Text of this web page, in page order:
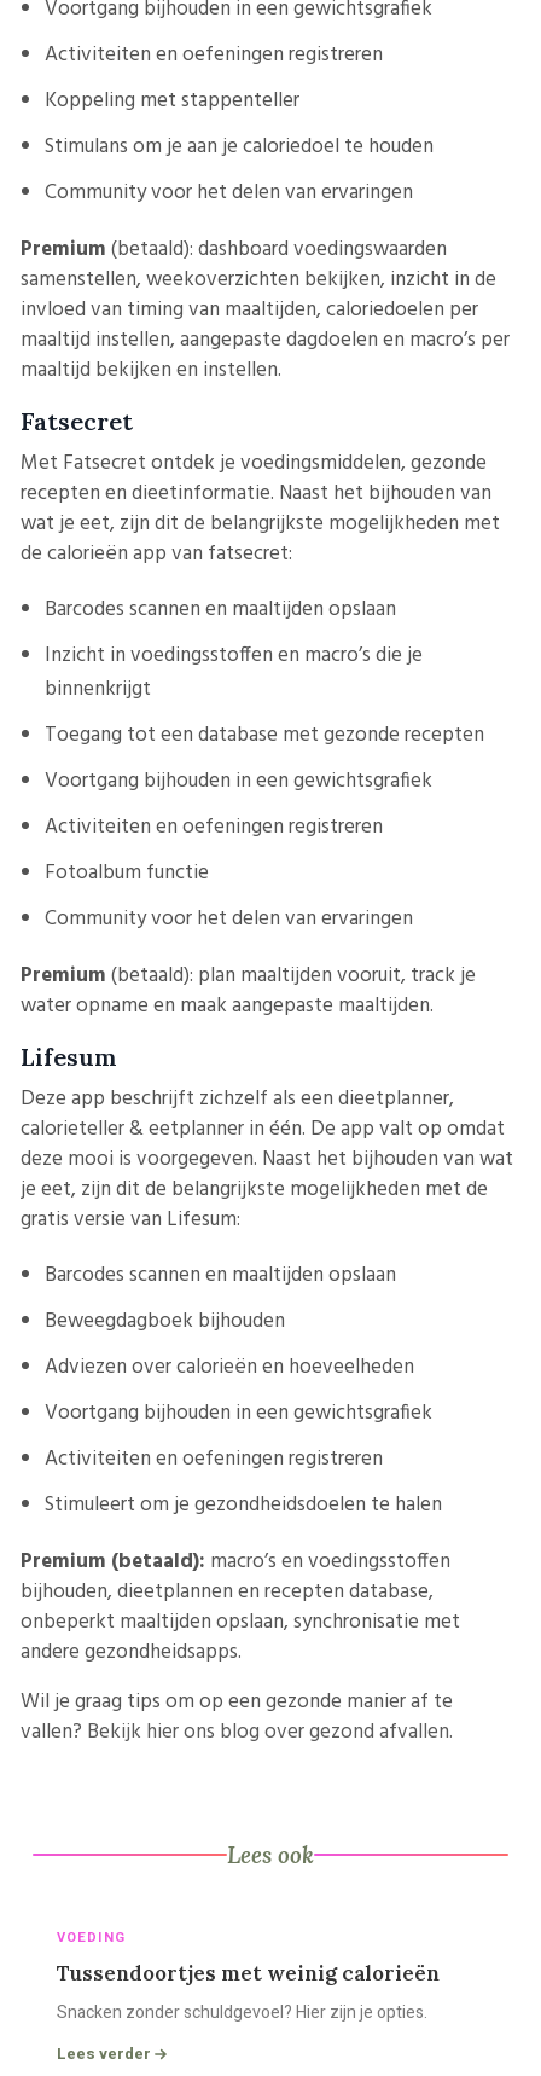
Voortgang bijhouden in een gewichtsgrafiek
Activiteiten en oefeningen registreren
Koppeling met stappenteller
Stimulans om je aan je caloriedoel te houden
Community voor het delen van ervaringen
Premium(betaald): dashboard voedingswaarden
samenstellen, weekoverzichten bekijken, inzicht in de
invloed van timing van maaltijden, caloriedoelen per
maaltijd instellen, aangepaste dagdoelen en macro’s per
maaltijd bekijken en instellen.
Fatsecret
Met Fatsecret ontdek je voedingsmiddelen, gezonde
recepten en dieetinformatie. Naast het bijhouden van
wat je eet, zijn dit de belangrijkste mogelijkheden met
de calorieën app van fatsecret:
Barcodes scannen en maaltijden opslaan
Inzicht in voedingsstoffen en macro’s die je
binnenkrijgt
Toegang tot een database met gezonde recepten
Voortgang bijhouden in een gewichtsgrafiek
Activiteiten en oefeningen registreren
Fotoalbum functie
Community voor het delen van ervaringen
Premium(betaald): plan maaltijden vooruit, track je
water opname en maak aangepaste maaltijden.
Lifesum
Deze app beschrijft zichzelf als een dieetplanner,
calorieteller & eetplanner in één. De app valt op omdat
deze mooi is voorgegeven. Naast het bijhouden van wat
je eet, zijn dit de belangrijkste mogelijkheden met de
gratis versie van Lifesum:
Barcodes scannen en maaltijden opslaan
Beweegdagboek bijhouden
Adviezen over calorieën en hoeveelheden
Voortgang bijhouden in een gewichtsgrafiek
Activiteiten en oefeningen registreren
Stimuleert om je gezondheidsdoelen te halen
Premium (betaald): macro’s en voedingsstoffen
bijhouden, dieetplannen en recepten database,
onbeperkt maaltijden opslaan, synchronisatie met
andere gezondheidsapps.
Wil je graag tips om op een gezonde manier af te
vallen? Bekijk hier ons blog over gezond afvallen.
Lees ook
VOEDING
Tussendoortjes met weinig calorieën
Snacken zonder schuldgevoel? Hier zijn je opties.
Lees verder